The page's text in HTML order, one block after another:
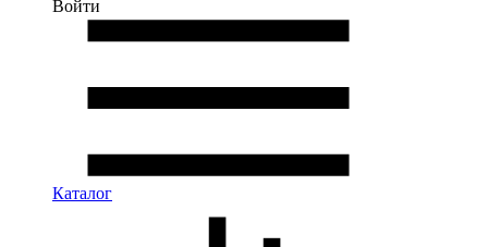
Войти
Каталог